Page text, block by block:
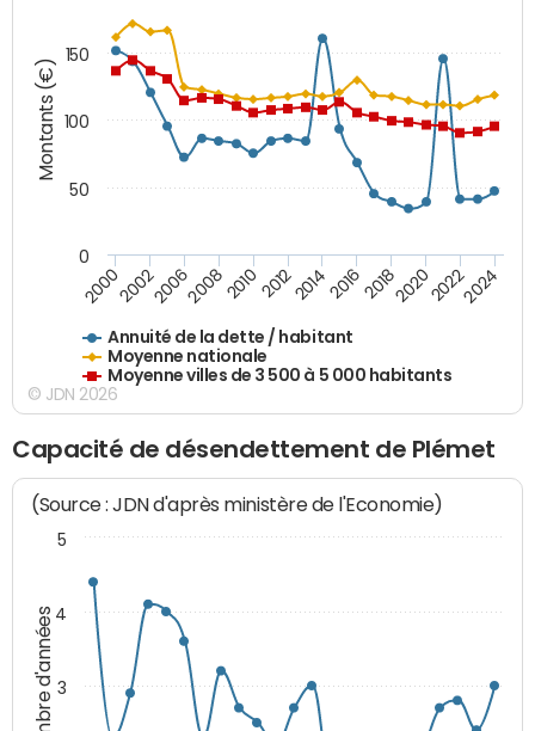
Montants (€)
Annuité de la dette / habitant
Moyenne nationale
Moyenne villes de 3 500 à 5 000 habitants
200020022006200820102012201420162018202020222024
0
50
100
150
© JDN 2026
Capacité de désendettement de Plémet
Nombre d'années
(Source : JDN d'après ministère de l'Economie)
3
4
5